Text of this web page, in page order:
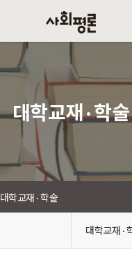
대학교재 · 학술
대학교재 · 학술
대학교재 ·